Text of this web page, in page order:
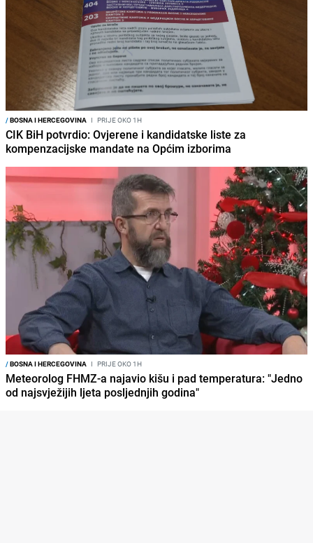
/BOSNA I HERCEGOVINA I PRIJE OKO 1H
CIK BiH potvrdio: Ovjerene i kandidatske liste za
kompenzacijske mandate na Općim izborima
/BOSNA I HERCEGOVINA I PRIJE OKO 1H
Meteorolog FHMZ-a najavio kišu i pad temperatura: "Jedno
od najsvježijih ljeta posljednjih godina"